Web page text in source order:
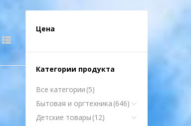
Цена
Категории продукта
Все категории (5)
Бытовая и оргтехника (646)
Детские товары (12)